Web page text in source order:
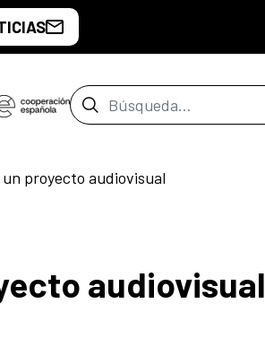
Barra de búsqueda
proyecto audiovisual
audiovisual